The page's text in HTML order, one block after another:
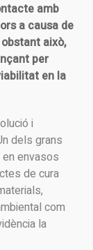
amb
a causa de
això,
per
en la
i
dels grans
envasos
de cura
com
la